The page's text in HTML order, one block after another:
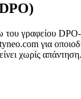
του γραφείου
για
χωρίς